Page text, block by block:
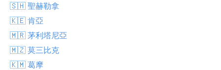
🇸🇭 聖赫勒拿
🇰🇪 肯亞
🇲🇷 茅利塔尼亞
🇲🇿 莫三比克
🇰🇲 葛摩